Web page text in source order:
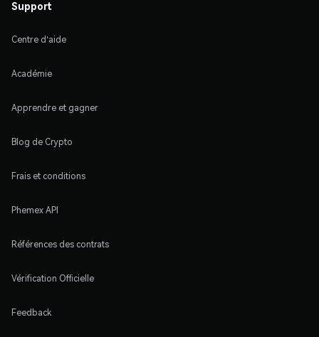
Support
Centre d'aide
Académie
Apprendre et gagner
Blog de Crypto
Frais et conditions
Phemex API
Références des contrats
Vérification Officielle
Feedback